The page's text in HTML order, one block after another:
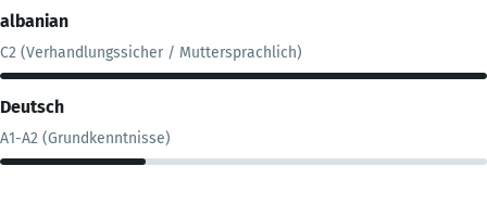
albanian
C2 (Verhandlungssicher / Muttersprachlich)
Deutsch
A1-A2 (Grundkenntnisse)